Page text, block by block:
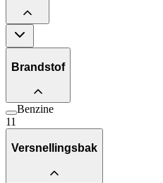
Brandstof
Benzine
11
Versnellingsbak